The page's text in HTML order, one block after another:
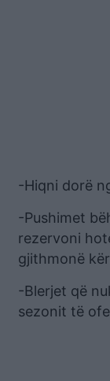
-Hiqni dorë
-Pushimet
rezervoni
gjithmonë
-Blerjet që
sezonit të